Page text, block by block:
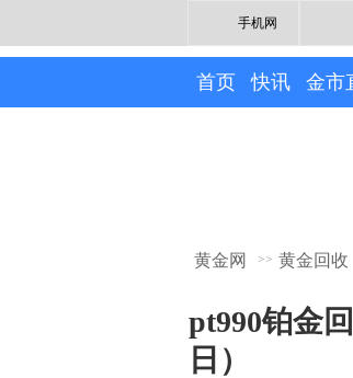
手机网
首页 快讯 金市
黄金网 >> 黄金回收
pt990铂金
日）